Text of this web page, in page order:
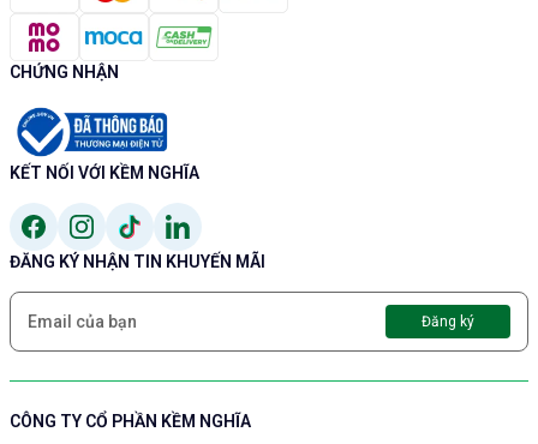
CHỨNG NHẬN
KẾT NỐI VỚI KỀM NGHĨA
ĐĂNG KÝ NHẬN TIN KHUYẾN MÃI
Đăng ký
CÔNG TY CỔ PHẦN KỀM NGHĨA